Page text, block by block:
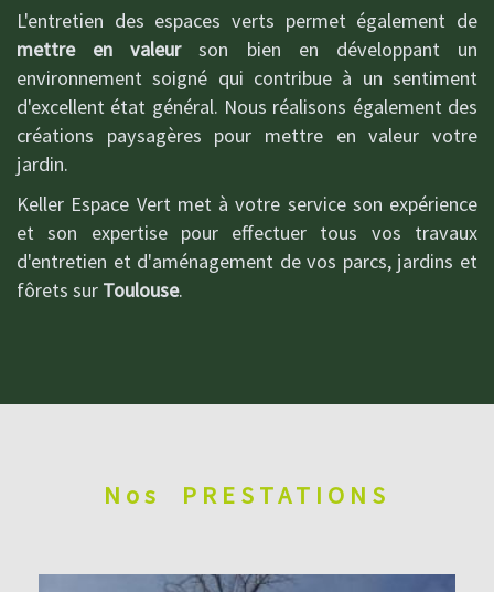
L'entretien des espaces verts permet également de
mettre en valeurson bien en développant un
environnement soigné qui contribue à un sentiment
d'excellent état général. Nous réalisons également des
créations paysagères pour mettre en valeur votre
jardin.
Keller Espace Vert met à votre service son expérience
et son expertise pour effectuer tous vos travaux
d'entretien et d'aménagement de vos parcs, jardins et
fôrets sur Toulouse.
Nos PRESTATIONS